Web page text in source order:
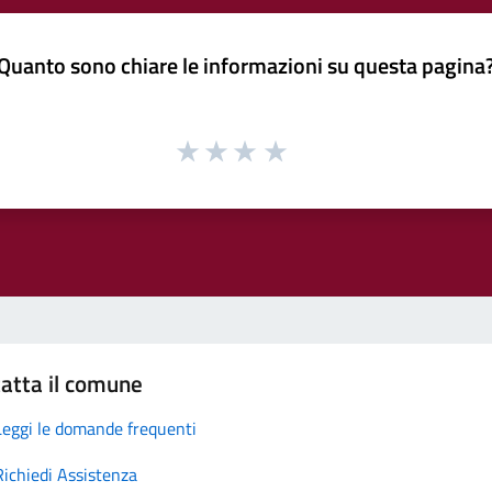
sono chiare le informazioni su questa
il comune
le domande frequenti
Assistenza